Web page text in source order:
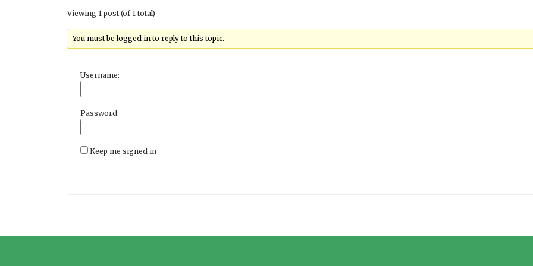
Viewing 1 post (of 1 total)
You must be logged in to reply to this topic.
Username:
Password:
Keep me signed in